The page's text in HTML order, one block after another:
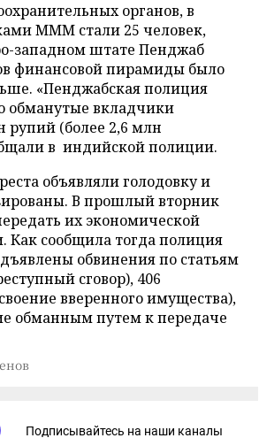
органов, в
МММ стали 25 человек,
западном штате Пенджаб
финансовой пирамиды было
«Пенджабская полиция
обманутые вкладчики
рупий (более 2,6 млн
в индийской полиции.
объявляли голодовку и
В прошлый вторник
их экономической
сообщила тогда полиция
обвинения по статьям
сговор), 406
вверенного имущества),
обманным путем к передаче
Подписывайтесь на наши каналы